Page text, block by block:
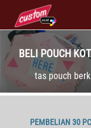
BELI POUCH
tas pouch
PEMBELIAN 30